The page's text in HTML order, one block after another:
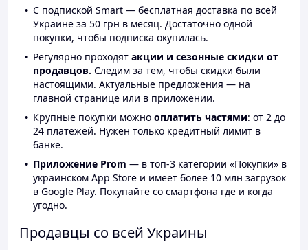
С подпиской Smart — бесплатная доставка по всей
Украине за 50 грн в месяц. Достаточно одной
покупки, чтобы подписка окупилась.
Регулярно проходят акции и сезонные скидки от
продавцов. Следим за тем, чтобы скидки были
настоящими. Актуальные предложения — на
главной странице или в приложении.
Крупные покупки можно оплатить частями: от 2 до
24 платежей. Нужен только кредитный лимит в
банке.
Приложение Prom — в топ-3 категории «Покупки» в
украинском App Store и имеет более 10 млн загрузок
в Google Play. Покупайте со смартфона где и когда
угодно.
Продавцы со всей Украины